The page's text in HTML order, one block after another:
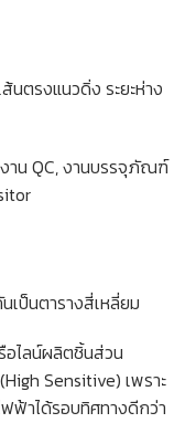
นตรงแนวดิ่ง ระยะห่าง
าน QC, งานบรรจุภัณฑ์
ป็นตารางสี่เหลี่ยม
ไลน์ผลิตชิ้นส่วน
Sensitive) เพราะ
ฟฟ้าได้รอบทิศทางดีกว่า